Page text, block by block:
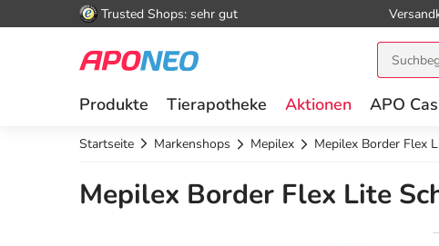
Trusted Shops: sehr gut
Produkte Tierapotheke Aktionen APO
Startseite Markenshops Mepilex Mepilex Border Flex
Mepilex Border Flex Lite